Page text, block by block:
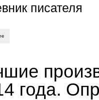
писателя
года.